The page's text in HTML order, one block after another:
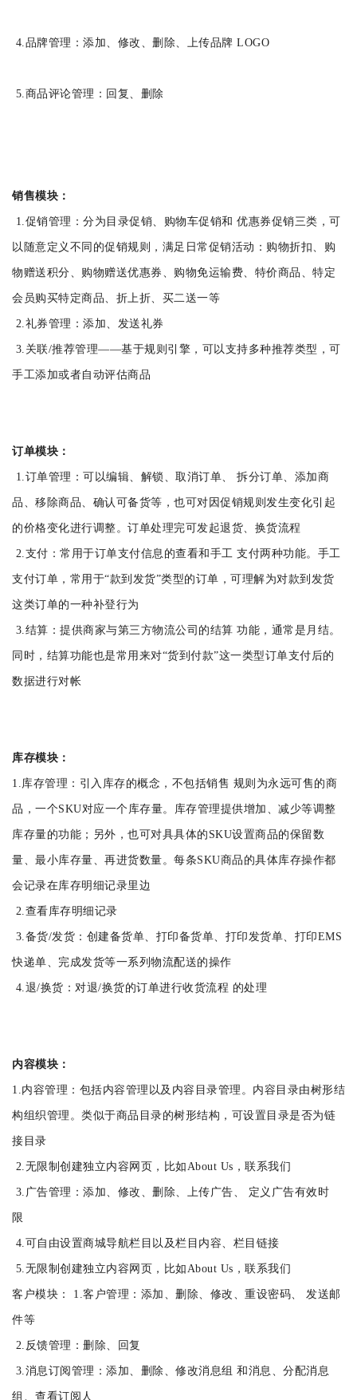
4.品牌管理：添加、修改、删除、上传品牌 LOGO
5.商品评论管理：回复、删除
销售模块：
1.促销管理：分为目录促销、购物车促销和 优惠券促销三类，可
以随意定义不同的促销规则，满足日常促销活动：购物折扣、购
物赠送积分、购物赠送优惠券、购物免运输费、特价商品、特定
会员购买特定商品、折上折、买二送一等
2.礼券管理：添加、发送礼券
3.关联/推荐管理――基于规则引擎，可以支持多种推荐类型，可
手工添加或者自动评估商品
订单模块：
1.订单管理：可以编辑、解锁、取消订单、 拆分订单、添加商
品、移除商品、确认可备货等，也可对因促销规则发生变化引起
的价格变化进行调整。订单处理完可发起退货、换货流程
2.支付：常用于订单支付信息的查看和手工 支付两种功能。手工
支付订单，常用于“款到发货”类型的订单，可理解为对款到发货
这类订单的一种补登行为
3.结算：提供商家与第三方物流公司的结算 功能，通常是月结。
同时，结算功能也是常用来对“货到付款”这一类型订单支付后的
数据进行对帐
库存模块：
1.库存管理：引入库存的概念，不包括销售 规则为永远可售的商
品，一个SKU对应一个库存量。库存管理提供增加、减少等调整
库存量的功能；另外，也可对具具体的SKU设置商品的保留数
量、最小库存量、再进货数量。每条SKU商品的具体库存操作都
会记录在库存明细记录里边
2.查看库存明细记录
3.备货/发货：创建备货单、打印备货单、打印发货单、打印EMS
快递单、完成发货等一系列物流配送的操作
4.退/换货：对退/换货的订单进行收货流程 的处理
内容模块：
1.内容管理：包括内容管理以及内容目录管理。内容目录由树形结
构组织管理。类似于商品目录的树形结构，可设置目录是否为链
接目录
2.无限制创建独立内容网页，比如About Us，联系我们
3.广告管理：添加、修改、删除、上传广告、 定义广告有效时
限
4.可自由设置商城导航栏目以及栏目内容、栏目链接
5.无限制创建独立内容网页，比如About Us，联系我们
客户模块： 1.客户管理：添加、删除、修改、重设密码、 发送邮
件等
2.反馈管理：删除、回复
3.消息订阅管理：添加、删除、修改消息组 和消息、分配消息
组、查看订阅人